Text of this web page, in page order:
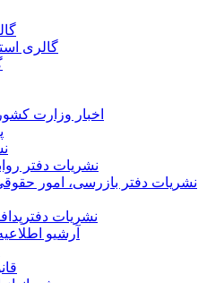
گالری
اخبار وزارت
نشریات دفتر
نشريات دفتر بازرسی، امور
نشريات
آرشیو